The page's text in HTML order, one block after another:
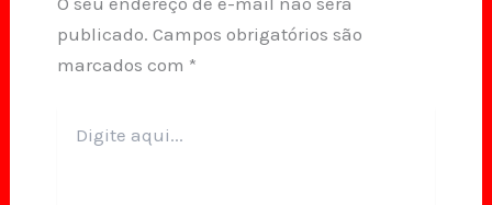
publicado. Campos obrigatórios são
marcados com *
aqui...